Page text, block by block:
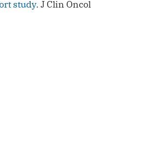
study. J Clin Oncol